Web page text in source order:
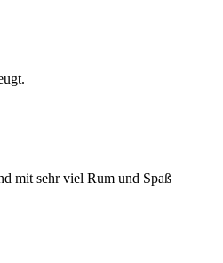
mit sehr viel Rum und Spaß